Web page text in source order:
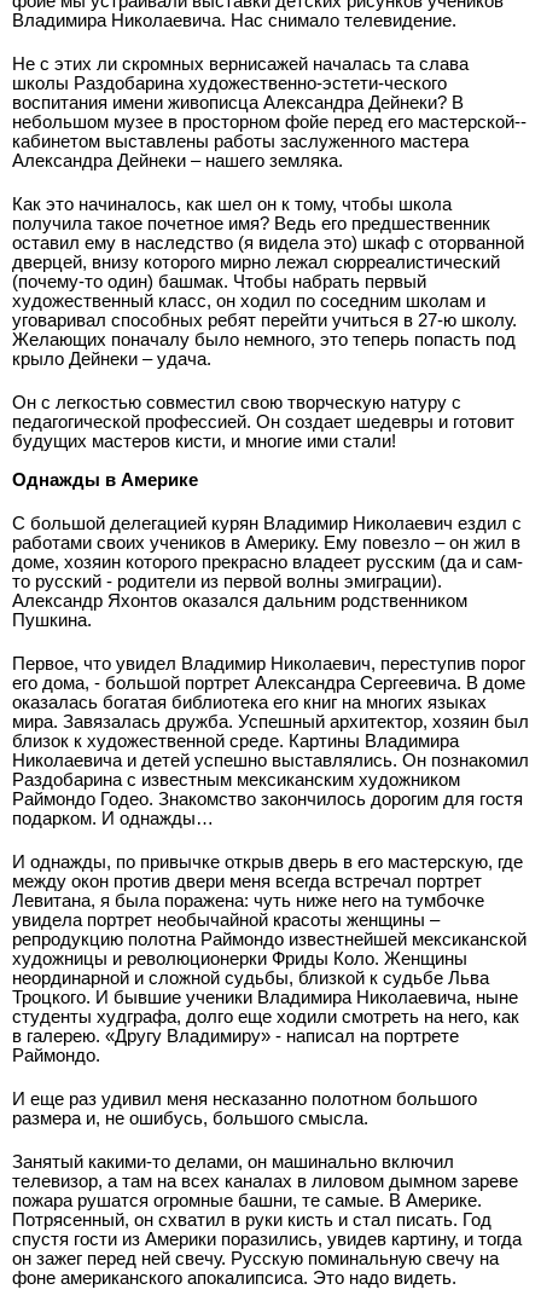
Владимира Николаевича. Нас снимало телевидение.
Не с этих ли скромных вернисажей началась та слава
школы Раздобарина художественно­-эстети-ческого
воспитания имени живописца Александра Дейнеки? В
небольшом музее в просторном фойе перед его мастерской-­
кабинетом выставлены работы заслуженного мастера
Александра Дейнеки – нашего земляка.
Как это начиналось, как шел он к тому, чтобы школа
получила такое почетное имя? Ведь его предшественник
оставил ему в наследство (я видела это) шкаф с оторванной
дверцей, внизу которого мирно лежал сюрреалистический
(почему­-то один) башмак. Чтобы набрать первый
художественный класс, он ходил по соседним школам и
уговаривал способных ребят перейти учиться в 27-ю школу.
Желающих поначалу было немного, это теперь попасть под
крыло Дейнеки – удача.
Он с легкостью совместил свою творческую натуру с
педагогической профессией. Он создает шедевры и готовит
будущих мастеров кисти, и многие ими стали!
Однажды в Америке
С большой делегацией курян Владимир Николаевич ездил с
работами своих учеников в Америку. Ему повезло – он жил в
доме, хозяин которого прекрасно владеет русским (да и сам­-
то русский - родители из первой волны эмиграции).
Александр Яхонтов оказался дальним родственником
Пушкина.
Первое, что увидел Владимир Николаевич, переступив порог
его дома, - большой портрет Александра Сергеевича. В доме
оказалась богатая библиотека его книг на многих языках
мира. Завязалась дружба. Успешный архитектор, хозяин был
близок к художественной среде. Картины Владимира
Николаевича и детей успешно выставлялись. Он познакомил
Раздобарина с известным мексиканским художником
Раймондо Годео. Знакомство закончилось дорогим для гостя
подарком. И однажды…
И однажды, по привычке открыв дверь в его мастерскую, где
между окон против двери меня всегда встречал портрет
Левитана, я была поражена: чуть ниже него на тумбочке
увидела портрет необычайной красоты женщины –
репродукцию полотна Раймондо известнейшей мексиканской
художницы и революционерки Фриды Коло. Женщины
неординарной и сложной судьбы, близкой к судьбе Льва
Троцкого. И бывшие ученики Владимира Николаевича, ныне
студенты худграфа, долго еще ходили смотреть на него, как
в галерею. «Другу Владимиру» - написал на портрете
Раймондо.
И еще раз удивил меня несказанно полотном большого
размера и, не ошибусь, большого смысла.
Занятый какими­-то делами, он машинально включил
телевизор, а там на всех каналах в лиловом дымном зареве
пожара рушатся огромные башни, те самые. В Америке.
Потрясенный, он схватил в руки кисть и стал писать. Год
спустя гости из Америки поразились, увидев картину, и тогда
он зажег перед ней свечу. Русскую поминальную свечу на
фоне американского апокалипсиса. Это надо видеть.